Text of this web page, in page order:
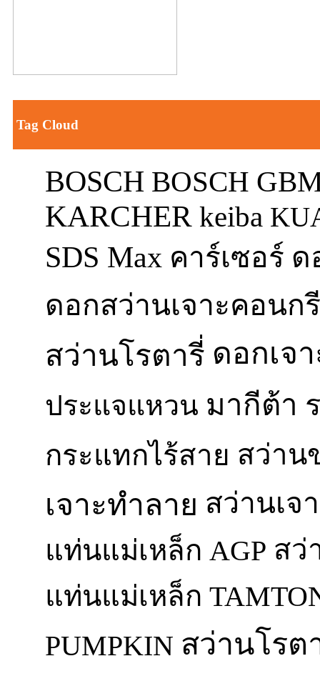
Tag Cloud
BOSCH BOSCH
KARCHER keiba
SDS Max คาร์เซอร์ ด
ดอกสว่านเจาะคอนก
สว่านโรตารี่ ดอกเจ
ประแจแหวน มากีต้า
กระแทกไร้สาย สว่าน
เจาะทำลาย สว่านเจ
แท่นแม่เหล็ก AGP สว่
แท่นแม่เหล็ก
PUMPKIN สว่านโรต